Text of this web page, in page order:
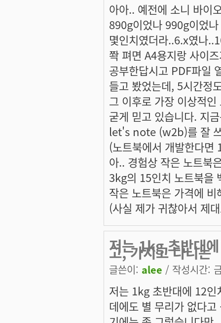
아아.. 예전에 소니 바이
890g이었나 990g이었
몇인치였더라..6.x였나
쫙 펴면 A4용지랑 사이
공부한답시고 PDF파일
들고 봤었는데, 5시간정
그 이후로 가장 이상적
굳게 믿고 있습니다. 지
let's note (w2b)를 잘
(노트북에서 개발한다면
아.. 경험상 작은 노트북
3kg의 15인치 노트북을
작은 노트북은 가격에
(사실 제가 귀찮아서 제
저는 1kg 초반대
고, 가지고 다니는
글쓴이: alee / 작성시간:
저는 1kg 초반대에 12인
데에도 별 무리가 없다